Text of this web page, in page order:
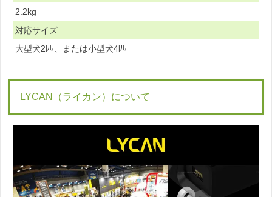
2.2kg
対応サイズ
大型犬2匹、または小型犬4匹
LYCAN（ライカン）について